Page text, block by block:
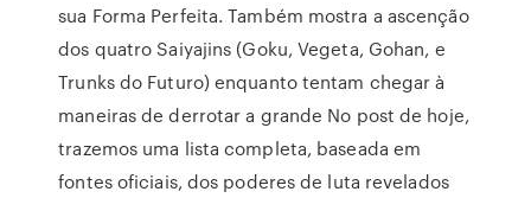
sua Forma Perfeita. Também mostra a ascenção
dos quatro Saiyajins (Goku, Vegeta, Gohan, e
Trunks do Futuro) enquanto tentam chegar à
maneiras de derrotar a grande No post de hoje,
trazemos uma lista completa, baseada em
fontes oficiais, dos poderes de luta revelados